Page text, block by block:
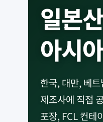
일본
아시
한국, 대만, 베
제조사에 직접
포장, FCL 컨테